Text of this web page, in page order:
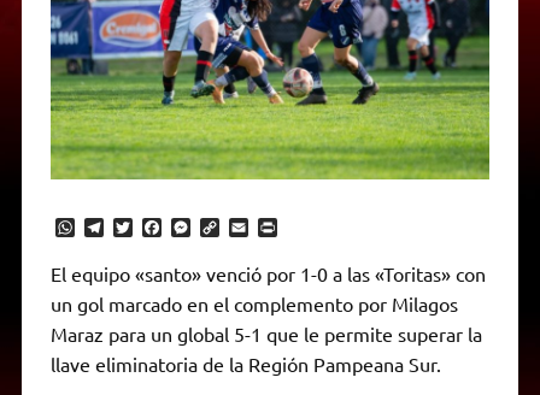
W
t
s
A
p
p
T
l
e
g
a
m
T
t
t
r
F
e
b
o
k
M
s
e
n
g
e
C
y
L
n
k
E
a
i
l
P
n
t
r
i
e
El equipo «santo» venció por 1-0 a las «Toritas» con
un gol marcado en el complemento por Milagos
Maraz para un global 5-1 que le permite superar la
llave eliminatoria de la Región Pampeana Sur.